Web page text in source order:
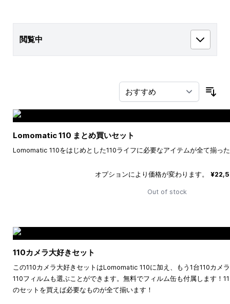
閲覧中
Lomomatic 110 まとめ買いセット
Lomomatic 110をはじめとした110ライフに必要なアイテムが全て揃っ
オプションにより価格が変わります。
Out of stock
110カメラ大好きセット
この110カメラ大好きセットはLomomatic 110に加え、もう1台110カメ
110フィルムも選ぶことができます。無料でフィルム缶も付属します！
のセットを買えば必要なものが全て揃います！